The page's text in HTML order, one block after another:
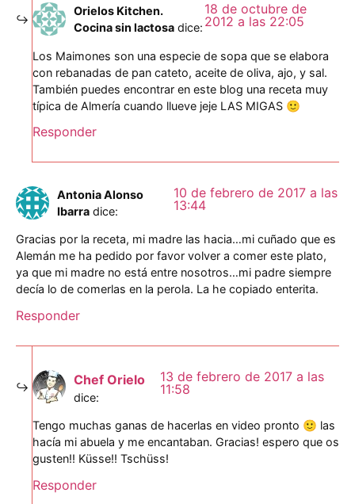
Orielos Kitchen.
Cocina sin lactosa dice:
18 de octubre de
2012 a las 22:05
Los Maimones son una especie de sopa que se elabora
con rebanadas de pan cateto, aceite de oliva, ajo, y sal.
También puedes encontrar en este blog una receta muy
típica de Almería cuando llueve jeje LAS MIGAS 🙂
Responder
Antonia Alonso
Ibarra dice:
10 de febrero de 2017 a las
13:44
Gracias por la receta, mi madre las hacia…mi cuñado que es
Alemán me ha pedido por favor volver a comer este plato,
ya que mi madre no está entre nosotros…mi padre siempre
decía lo de comerlas en la perola. La he copiado enterita.
Responder
Chef Orielo
dice:
13 de febrero de 2017 a las
11:58
Tengo muchas ganas de hacerlas en video pronto 🙂 las
hacía mi abuela y me encantaban. Gracias! espero que os
gusten!! Küsse!! Tschüss!
Responder